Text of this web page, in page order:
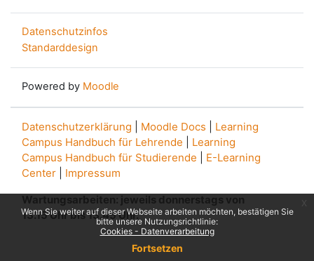
Wenn Sie weiter auf dieser Webseite arbeiten möchten, bestätigen Sie
bitte unsere Nutzungsrichtlinie:
Cookies - Datenverarbeitung
Fortsetzen
Datenschutzinfos
Standarddesign
Powered by Moodle
Datenschutzerklärung Moodle Docs
Learning
Campus Handbuch für Lehrende
Learning
Campus Handbuch für Studierende
E-Learning
Center
Impressum
Wartungsarbeiten: jeweils donnerstags von
13.15 Uhr bis 13.45 Uhr.